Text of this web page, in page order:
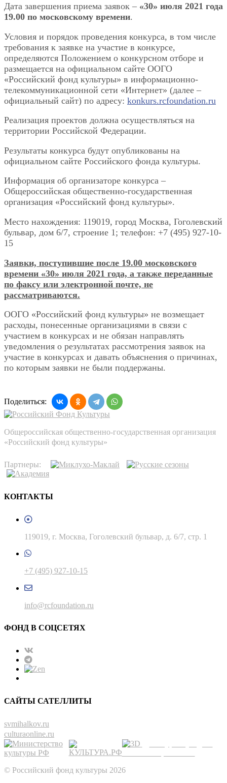
Дата завершения приема заявок – «30» июля 2021 года
19.00 по московскому времени.
Условия и порядок проведения конкурса, в том числе
требования к заявке на участие в конкурсе,
определяются Положением о конкурсном отборе и
размещается на официальном сайте ООГО
«Российский фонд культуры» в информационно-
телекоммуникационной сети «Интернет» (далее –
официальный сайт) по адресу: konkurs.rcfoundation.ru
Реализация проектов должна осуществляться на
территории Российской Федерации.
Результаты конкурса будут опубликованы на
официальном сайте Российского фонда культуры.
Информация об организаторе конкурса –
Общероссийская общественно-государственная
организация «Российский фонд культуры».
Место нахождения: 119019, город Москва, Гоголевский
бульвар, дом 6/7, строение 1; телефон: +7 (495) 927-10-
15
Заявки, поступившие после 19.00 московского
времени «30» июля 2021 года, а также переданные
по факсу или электронной почте, не
рассматриваются.
ООГО «Российский фонд культуры» не возмещает
расходы, понесенные организациями в связи с
участием в конкурсах и не обязан направлять
уведомления о результатах рассмотрения заявок на
участие в конкурсах и давать объяснения о причинах,
по которым заявки не были поддержаны.
Поделиться:
Общероссийская общественно-государственная организация
«Российский фонд культуры»
Партнеры:
КОНТАКТЫ
119019, г. Москва, Гоголевский бульвар, д. 6/7, стр. 1
+7 (495) 927-10-15
info@rcfoundation.ru
ФОНД В СОЦСЕТЯХ
САЙТЫ САТЕЛЛИТЫ
svmihalkov.ru
culturaonline.ru
© Российский фонд культуры 2026